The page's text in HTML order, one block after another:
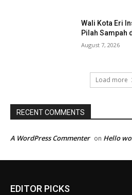
Wali Kota Eri
Pilah Sampah
August 7, 2026
Load more
RECENT COMMENTS
A WordPress Commenter on Hello
EDITOR PICKS